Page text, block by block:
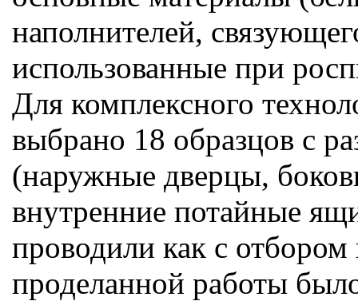
наполнителей,
использованные при
Для комплексного
выбрано 18 образцов с
(наружные дверцы,
внутренние потайные
проводили как с отбором
проделанной работы